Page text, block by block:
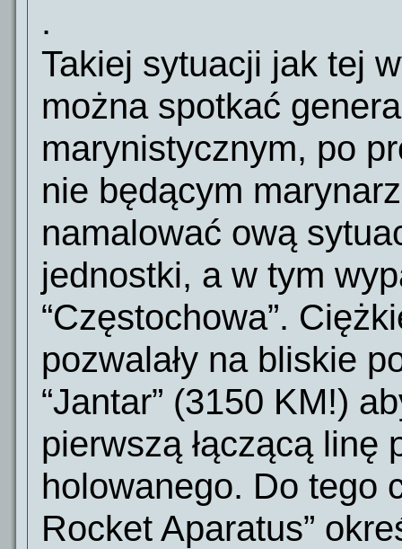
.
Takiej sytuacji jak tej
można spotkać
marynistycznym, po
nie będącym
namalować ową
jednostki, a w tym
“Częstochowa”.
pozwalały na bliskie
“Jantar” (3150 KM!)
pierwszą łączącą linę
holowanego. Do tego
Rocket Aparatus”